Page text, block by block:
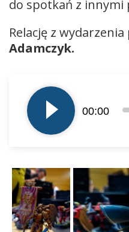
do spotkań z innymi
Relację z
Adamczyk.
plików
dźwiękowych
00:00